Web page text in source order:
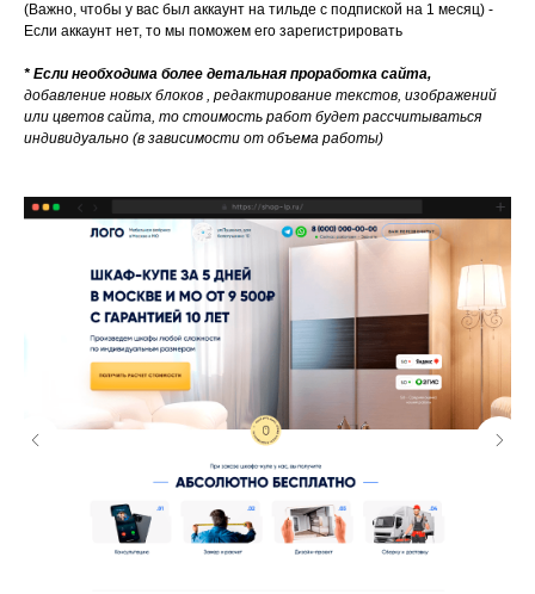
(Важно, чтобы у вас был аккаунт на тильде с подпиской на 1 месяц) -
Если аккаунт нет, то мы поможем его зарегистрировать
* Если необходима более детальная проработка сайта,
добавление новых блоков , редактирование текстов, изображений
или цветов сайта, то стоимость работ будет рассчитываться
индивидуально (в зависимости от объема работы)